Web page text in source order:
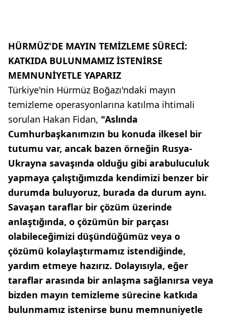
HÜRMÜZ'DE MAYIN TEMİZLEME SÜRECİ:
KATKIDA BULUNMAMIZ İSTENİRSE
MEMNUNİYETLE YAPARIZ
Türkiye'nin Hürmüz Boğazı'ndaki mayın
temizleme operasyonlarına katılma ihtimali
sorulan Hakan Fidan, "Aslında
Cumhurbaşkanımızın bu konuda ilkesel bir
tutumu var, ancak bazen örneğin Rusya-
Ukrayna savaşında olduğu gibi arabuluculuk
yapmaya çalıştığımızda kendimizi benzer bir
durumda buluyoruz, burada da durum aynı.
Savaşan taraflar bir çözüm üzerinde
anlaştığında, o çözümün bir parçası
olabileceğimizi düşündüğümüz veya o
çözümü kolaylaştırmamız istendiğinde,
yardım etmeye hazırız. Dolayısıyla, eğer
taraflar arasında bir anlaşma sağlanırsa veya
bizden mayın temizleme sürecine katkıda
bulunmamız istenirse bunu memnuniyetle